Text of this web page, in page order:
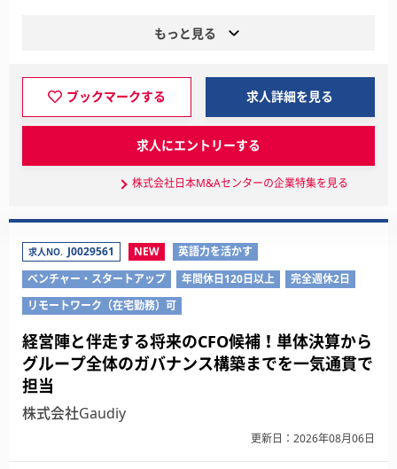
もっと見る
ブックマークする 求人詳細を見る
求人にエントリーする
株式会社日本M&Aセンターの企業特集を見る
求人NO. J0029561 NEW
英語力を活かす
ベンチャー・スタートアップ
年間休日120日以上
完全週休2日
リモートワーク（在宅勤務）可
経営陣と伴走する将来のCFO候補！単体決算から
グループ全体のガバナンス構築までを一気通貫で
担当
株式会社Gaudiy
更新日：2026年08月06日